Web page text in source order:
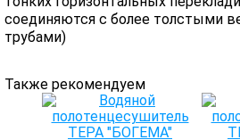
соединяются с более толстыми
трубами)
Также рекомендуем